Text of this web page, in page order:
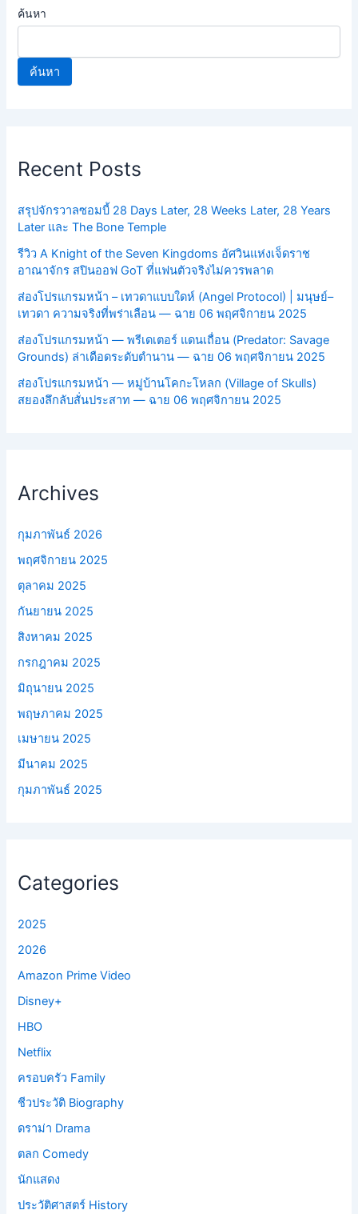
ค้นหา
ค้นหา
Recent Posts
สรุปจักรวาลซอมบี้ 28 Days Later, 28 Weeks Later, 28 Years
Later และ The Bone Temple
รีวิว A Knight of the Seven Kingdoms อัศวินแห่งเจ็ดราช
อาณาจักร สปินออฟ GoT ที่แฟนตัวจริงไม่ควรพลาด
ส่องโปรแกรมหน้า – เทวดาแบบใดห์ (Angel Protocol) | มนุษย์–
เทวดา ความจริงที่พร่าเลือน — ฉาย 06 พฤศจิกายน 2025
ส่องโปรแกรมหน้า — พรีเดเตอร์ แดนเถื่อน (Predator: Savage
Grounds) ล่าเดือดระดับตำนาน — ฉาย 06 พฤศจิกายน 2025
ส่องโปรแกรมหน้า — หมู่บ้านโคกะโหลก (Village of Skulls)
สยองลึกลับสั่นประสาท — ฉาย 06 พฤศจิกายน 2025
Archives
กุมภาพันธ์ 2026
พฤศจิกายน 2025
ตุลาคม 2025
กันยายน 2025
สิงหาคม 2025
กรกฎาคม 2025
มิถุนายน 2025
พฤษภาคม 2025
เมษายน 2025
มีนาคม 2025
กุมภาพันธ์ 2025
Categories
2025
2026
Amazon Prime Video
Disney+
HBO
Netflix
ครอบครัว Family
ชีวประวัติ Biography
ดราม่า Drama
ตลก Comedy
นักแสดง
ประวัติศาสตร์ History